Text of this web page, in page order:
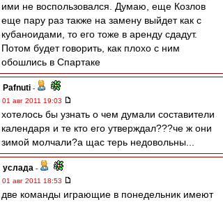
ими не воспользовался. Думаю, еще Козлов
еще пару раз также на замену выйдет как с
кубаноидами, то его тоже в аренду сдадут.
Потом будет говорить, как плохо с ним
обошлись в Спартаке
Pafnuti -
01 авг 2011 19:03
хотелось бы узнать о чем думали составители
календаря и те кто его утверждал???че ж они
зимой молчали?а щас терь недовольны...
услада -
01 авг 2011 18:53
две команды играющие в понедельник имеют